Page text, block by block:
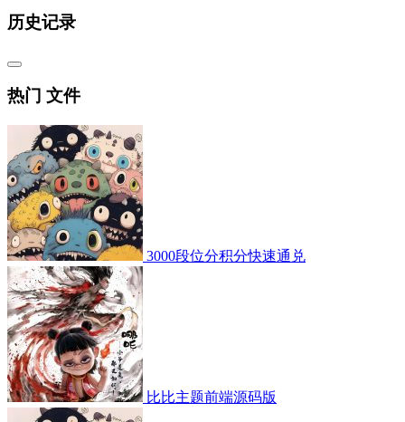
历史记录
热门 文件
3000段位分积分快速通兑
比比主题前端源码版